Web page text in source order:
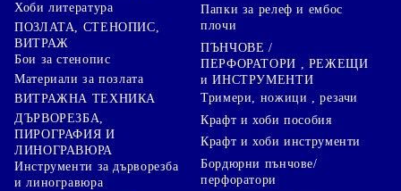
Хоби литература
ПОЗЛАТА, СТЕНОПИС,
ВИТРАЖ
Бои за стенопис
Материали за позлата
ВИТРАЖНА ТЕХНИКА
ДЪРВОРЕЗБА,
ПИРОГРАФИЯ И
ЛИНОГРАВЮРА
Инструменти за дърворезба
и линогравюра
Папки за релеф и ембос
плочи
ПЪНЧОВЕ /
ПЕРФОРАТОРИ , РЕЖЕЩИ
и ИНСТРУМЕНТИ
Тримери, ножици , резачи
Крафт и хоби пособия
Крафт и хоби инструменти
Бордюрни пънчове/
перфоратори